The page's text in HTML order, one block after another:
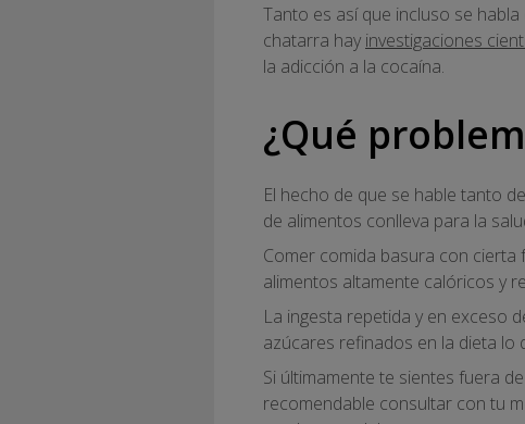
Tanto es así que incluso se habla
chatarra hay investigaciones
la adicción a la cocaína.
¿Qué
El hecho de que se hable tanto
de alimentos conlleva para la
Comer comida basura con
alimentos altamente calóricos y
La ingesta repetida y en exceso
azúcares refinados en la dieta lo
Si últimamente te sientes fuera
recomendable consultar con tu